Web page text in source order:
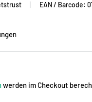
EAN / Barcode:
werden im Checkout